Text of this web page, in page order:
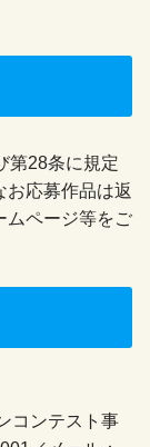
第28条に規定
お応募作品は返
ムページ等をご
コンテスト事